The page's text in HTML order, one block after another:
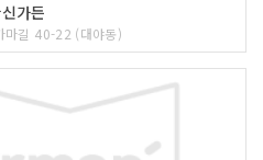
가든
마길 40-22 (대야동)